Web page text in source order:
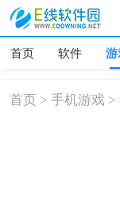
首页 软件 游
首页 >手机游戏 >